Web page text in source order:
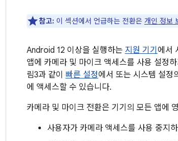
참고: 이 섹션에서 언급하는 전환은 개인 정보
Android 12 이상을 실행하는 지원 기기 에서
앱에 카메라 및 마이크 액세스를 사용 설정
림3과 같이 빠른 설정에서 또는 시스템 설정
에 액세스할 수 있습니다.
카메라 및 마이크 전환은 기기의 모든 앱에
사용자가 카메라 액세스를 사용 중지